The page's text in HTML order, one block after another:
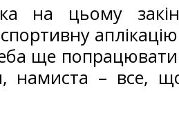
на цьому
ще попрацювати
намиста – все,